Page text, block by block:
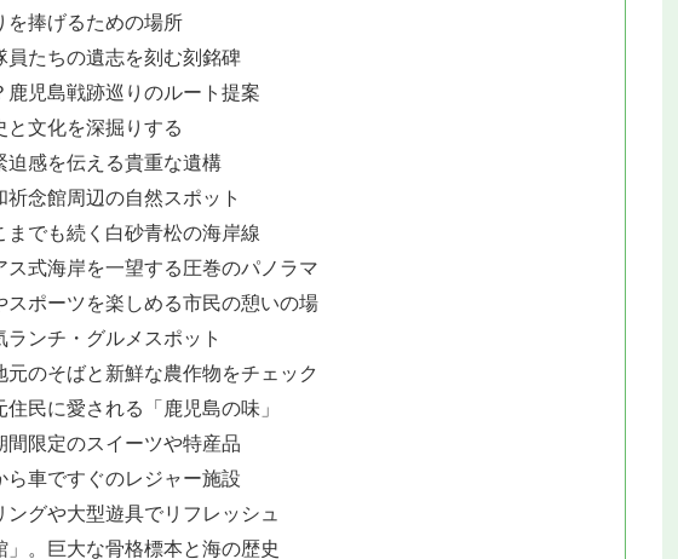
を捧げるための場所
たちの遺志を刻む刻銘碑
児島戦跡巡りのルート提案
文化を深掘りする
迫感を伝える貴重な遺構
念館周辺の自然スポット
でも続く白砂青松の海岸線
式海岸を一望する圧巻のパノラマ
ポーツを楽しめる市民の憩いの場
ンチ・グルメスポット
のそばと新鮮な農作物をチェック
民に愛される「鹿児島の味」
限定のスイーツや特産品
車ですぐのレジャー施設
グや大型遊具でリフレッシュ
。巨大な骨格標本と海の歴史